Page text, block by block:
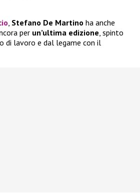
Stefano De Martino ha anche
per un’ultima edizione , spinto
di lavoro e dal legame con il